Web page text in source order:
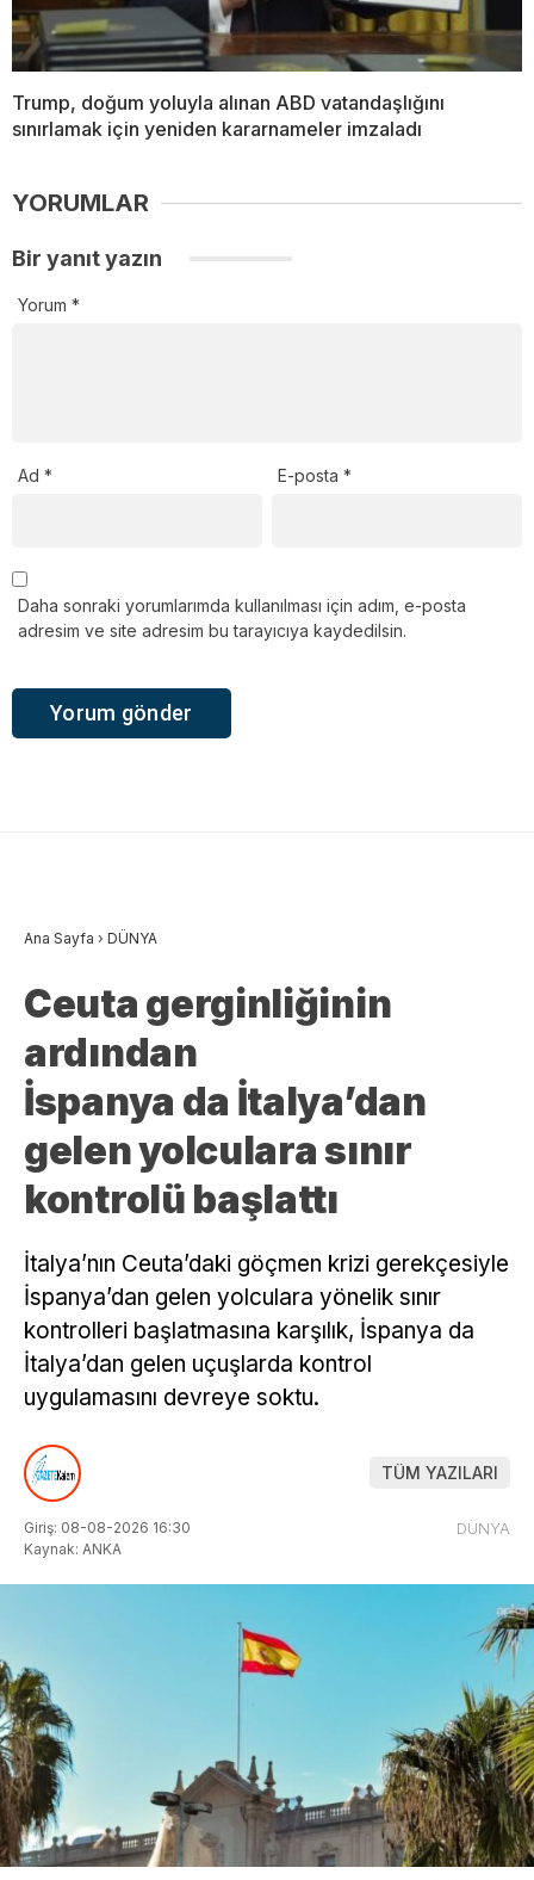
Trump, doğum yoluyla alınan ABD vatandaşlığını
sınırlamak için yeniden kararnameler imzaladı
YORUMLAR
Bir yanıt yazın
Yorum *
Ad * E-posta*
Daha sonraki yorumlarımda kullanılması için adım, e-posta
adresim ve site adresim bu tarayıcıya kaydedilsin.
Ana Sayfa › DÜNYA
Ceuta gerginliğinin
ardından
İspanya da İtalya’dan
gelen yolculara sınır
kontrolü başlattı
İtalya’nın Ceuta’daki göçmen krizi gerekçesiyle
İspanya’dan gelen yolculara yönelik sınır
kontrolleri başlatmasına karşılık, İspanya da
İtalya’dan gelen uçuşlarda kontrol
uygulamasını devreye soktu.
TÜM YAZILARI
Giriş: 08-08-2026 16:30
Kaynak: ANKA
DÜNYA